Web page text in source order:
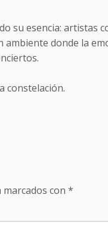
su esencia: artistas
ambiente donde la
constelación.
con *